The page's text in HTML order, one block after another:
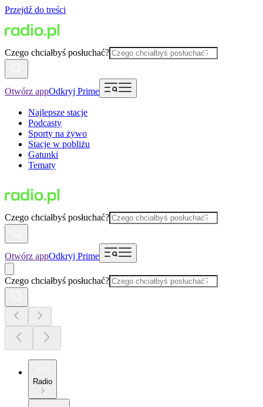
Przejdź do treści
Czego chciałbyś posłuchać?
Otwórz appOdkryj Prime
Najlepsze stacje
Podcasty
Sporty na żywo
Stacje w pobliżu
Gatunki
Tematy
Czego chciałbyś posłuchać?
Otwórz appOdkryj Prime
Czego chciałbyś posłuchać?
Radio